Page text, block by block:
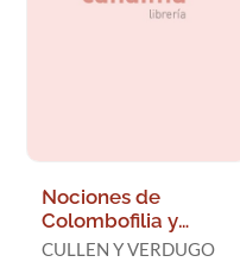
Nociones de
Colombofilia y
Estudio de
CULLEN Y VERDUGO